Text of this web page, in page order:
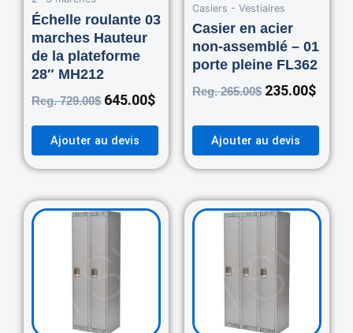
Échelle roulante 03
marches Hauteur
de la plateforme
28″ MH212
Reg.729.00$ 645.00$
Ajouter au devis
Casiers - Vestiaires
Casier en acier
non-assemblé – 01
porte pleine FL362
Reg.265.00$ 235.00$
Ajouter au devis
OriginalCurrent
price
Original
price